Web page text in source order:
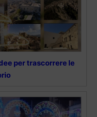
per trascorrere le